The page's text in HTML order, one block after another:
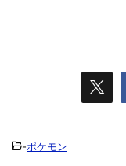
-ポケモン